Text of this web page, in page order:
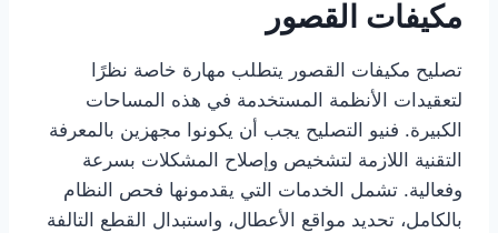
مكيفات القصور
تصليح مكيفات القصور يتطلب مهارة خاصة نظرًا
لتعقيدات الأنظمة المستخدمة في هذه المساحات
الكبيرة. فنيو التصليح يجب أن يكونوا مجهزين بالمعرفة
التقنية اللازمة لتشخيص وإصلاح المشكلات بسرعة
وفعالية. تشمل الخدمات التي يقدمونها فحص النظام
بالكامل، تحديد مواقع الأعطال، واستبدال القطع التالفة